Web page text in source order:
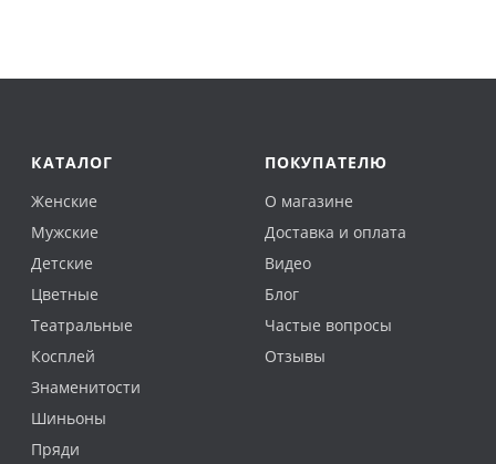
КАТАЛОГ
Женские
Мужские
Детские
Цветные
Театральные
Косплей
Знаменитости
Шиньоны
Пряди
ПОКУПАТЕЛЮ
О магазине
Доставка и оплата
Видео
Блог
Частые вопросы
Отзывы